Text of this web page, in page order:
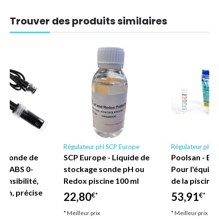
Trouver des produits similaires
sonde de
ABS 0-
précise
Régulateur pH SCP Europe
SCP Europe - Liquide de
stockage sonde pH ou
Redox piscine 100 ml
22,80€*
* Meilleur prix
Régulateur pH
Poolsan -
Pour
de la piscine
53,91€*
* Meilleur prix